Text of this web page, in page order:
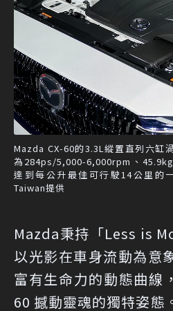
Mazda CX-60的3.3L縱置直列六缸
為284ps/5,000-6,000rpm、
達到每公升最佳可行駛14公里的
Taiwan提供
Mazda秉持「Less is
以光影在車身流動為意
富有生命力的動態曲線
60 撼動靈魂的獨特姿態